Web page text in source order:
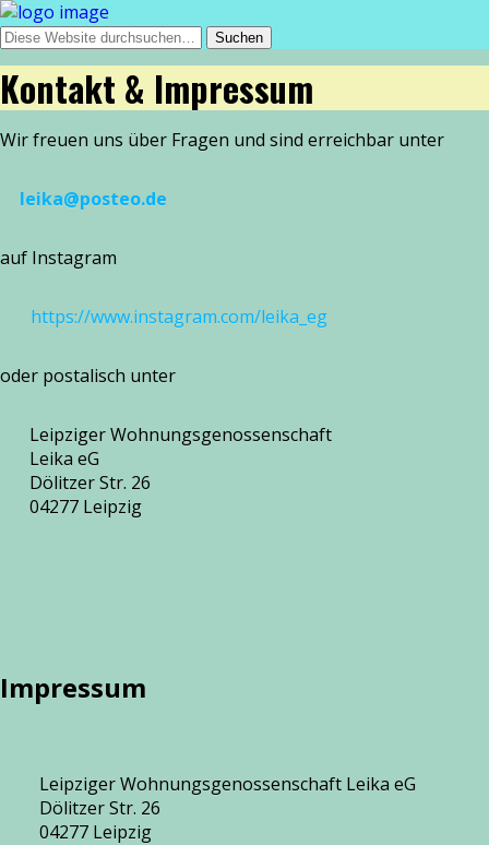
Kontakt & Impressum
Wir freu­en uns über Fragen und sind erreich­bar unter
leika@posteo.de
auf Instagram
https://www.instagram.com/leika_eg
oder pos­ta­lisch unter
Leipziger Wohnungsgenossenschaft
Leika eG
Dölitzer Str. 26
04277 Leipzig
Impressum
Leipziger Wohnungsgenossenschaft Leika eG
Dölitzer Str. 26
04277 Leipzig